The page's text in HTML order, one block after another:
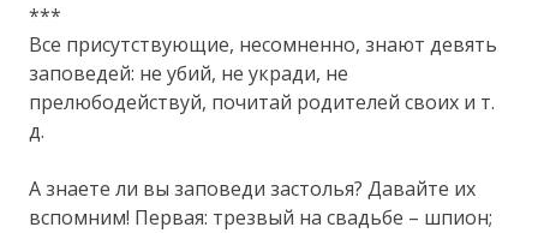
***
Все присутствующие, несомненно, знают девять
заповедей: не убий, не укради, не
прелюбодействуй, почитай родителей своих и т.
д.
А знаете ли вы заповеди застолья? Давайте их
вспомним! Первая: трезвый на свадьбе – шпион;